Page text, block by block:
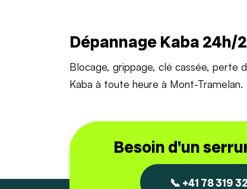
Dépannage Kaba 24h/
Blocage, grippage, clé cassée, perte
Kaba à toute heure à Mont-Tramelan.
Besoin d'un
📞 +41 78 319